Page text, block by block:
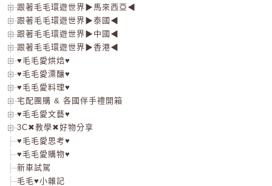
跟著毛毛環遊世界▶馬來西亞◀
跟著毛毛環遊世界▶泰國◀
跟著毛毛環遊世界▶中國◀
跟著毛毛環遊世界▶香港◀
♥毛毛愛烘焙♥
♥毛毛愛漂釀♥
♥毛毛愛料理♥
宅配團購 & 各國伴手禮開箱
♥毛毛愛文藝♥
3C✖教學✖好物分享
♥毛毛愛思考♥
♥毛毛愛購物♥
新車試駕
毛毛♥小雜記